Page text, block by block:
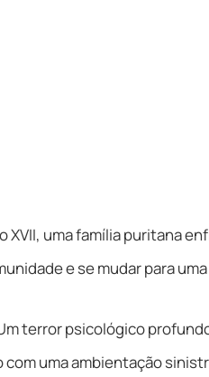
XVII, uma família puritana
e se mudar para
terror psicológico
uma ambientação